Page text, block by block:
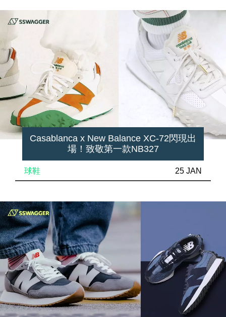
Casablanca x New Balance XC-72閃現出
場！致敬第一款NB327
球鞋 25 JAN